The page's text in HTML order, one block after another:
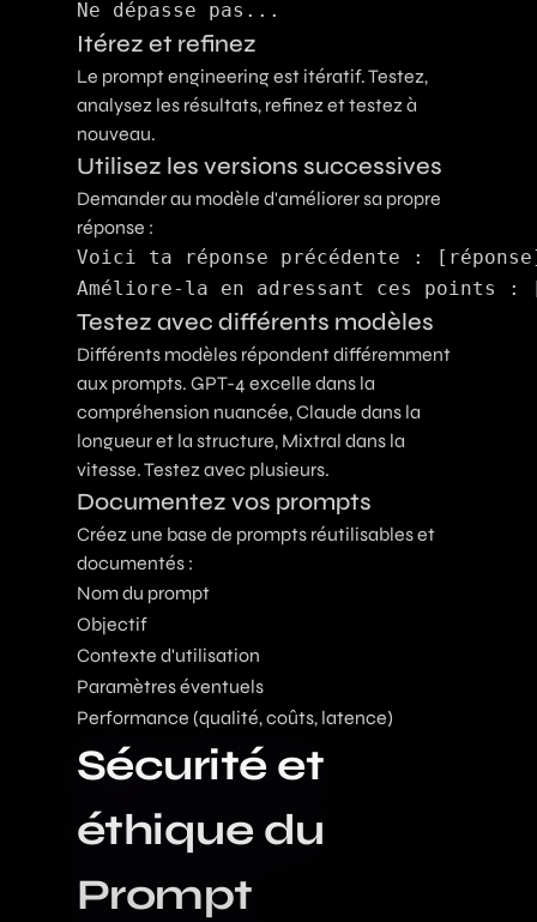
Itérez et refinez
Le prompt engineering est itératif. Testez,
analysez les résultats, refinez et testez à
nouveau.
Utilisez les versions successives
Demander au modèle d'améliorer sa propre
réponse :
Voici ta réponse précédente :
Testez avec différents modèles
Différents modèles répondent différemment
aux prompts. GPT-4 excelle dans la
compréhension nuancée, Claude dans la
longueur et la structure, Mixtral dans la
vitesse. Testez avec plusieurs.
Documentez vos prompts
Créez une base de prompts réutilisables et
documentés :
Nom du prompt
Objectif
Contexte d'utilisation
Paramètres éventuels
Performance (qualité, coûts, latence)
Sécurité et
éthique du
Prompt